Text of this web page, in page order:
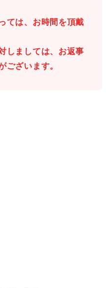
ては、お時間を頂戴
しましては、お返事
ございます。